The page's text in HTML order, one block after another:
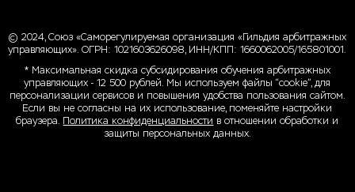
© 2024, Союз «Саморегулируемая организация «Гильдия арбитражных
управляющих». ОГРН: 1021603626098, ИНН/КПП: 1660062005/165801001.
* Максимальная скидка субсидирования обучения арбитражных
управляющих - 12 500 рублей. Мы используем файлы “cookie”, для
персонализации сервисов и повышения удобства пользования сайтом.
Если вы не согласны на их использование, поменяйте настройки
браузера. Политика конфиденциальности в отношении обработки и
защиты персональных данных.